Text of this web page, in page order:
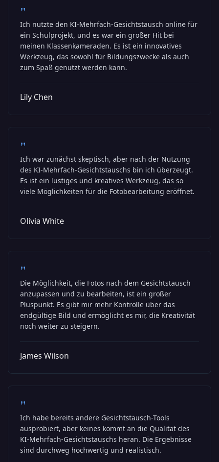
"
Ich nutzte den KI-Mehrfach-Gesichtstausch online für
ein Schulprojekt, und es war ein großer Hit bei
meinen Klassenkameraden. Es ist ein innovatives
Werkzeug, das sowohl für Bildungszwecke als auch
zum Spaß genutzt werden kann.
Lily Chen
"
Ich war zunächst skeptisch, aber nach der Nutzung
des KI-Mehrfach-Gesichtstauschs bin ich überzeugt.
Es ist ein lustiges und kreatives Werkzeug, das so
viele Möglichkeiten für die Fotobearbeitung eröffnet.
Olivia White
"
Die Möglichkeit, die Fotos nach dem Gesichtstausch
anzupassen und zu bearbeiten, ist ein großer
Pluspunkt. Es gibt mir mehr Kontrolle über das
endgültige Bild und ermöglicht es mir, die Kreativität
noch weiter zu steigern.
James Wilson
"
Ich habe bereits andere Gesichtstausch-Tools
ausprobiert, aber keines kommt an die Qualität des
KI-Mehrfach-Gesichtstauschs heran. Die Ergebnisse
sind durchweg hochwertig und realistisch.